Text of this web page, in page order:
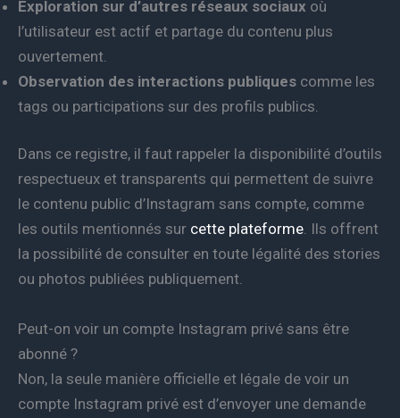
Exploration sur d’autres réseaux sociaux où
l’utilisateur est actif et partage du contenu plus
ouvertement.
Observation des interactions publiques comme les
tags ou participations sur des profils publics.
Dans ce registre, il faut rappeler la disponibilité d’outils
respectueux et transparents qui permettent de suivre
le contenu public d’Instagram sans compte, comme
les outils mentionnés sur cette plateforme. Ils offrent
la possibilité de consulter en toute légalité des stories
ou photos publiées publiquement.
Peut-on voir un compte Instagram privé sans être
abonné ?
Non, la seule manière officielle et légale de voir un
compte Instagram privé est d’envoyer une demande